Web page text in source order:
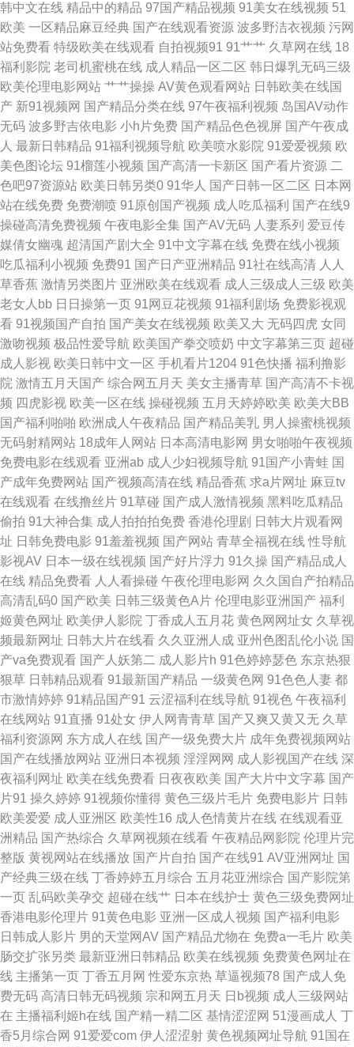
91尤物在线探花 日韩城人网站 91四海无码日韩欧美 午夜剧场爱爱 成人高清
三级网址 五月天涩涩 97骚资源总站 青草原视频 丁香五月激情一本道 影音先
锋国产av资源 国产欧美成人麻豆久久 91秘密入口 青青操社区 91社在线观看
久久亚洲熟妇中文字幕 大香蕉伊人素人 91国产92 美女网站 99国产在线精品
四虎AV影裤 91亚色视频 欧美一级爆片 91新视觉窝窝 美女足交 91大神网站
黑丝美女白虎 抖阴在线免费观看 亚洲视频中文字幕日韩 韩欧美日久 中文娱
乐2 东方AV在线新网址 午夜麻豆精品一二三 av中文网站 日本va在线网站 高
清精品三级网址 69热伊人青青 激情婷婷 亚洲色情第一页诱惑 超碰色婷婷 性
色成人区人妻精品 www欧日美韩 香蕉av 日本黄色在线观看 97在线网 淫淫
网色五月一区 大香蕉国产 91poy九色视频 久久草日韩在线 91V小视频 国产
传媒在线91 伊人黄站 成人伊人大香蕉 91人操人 日本欧美视频 成人91va 五
月狠狠精品人妻 爱豆网站免费观看视频 色涩叉蜜桃 97资源在线人人 日韩精
品色综合 欧美日韩亚亚洲成人 肏屄自拍视频 色资源在线 国产福利网 中文无
码日韩欧 激情乱伦五月天黄色 91AV免费在线视频 国产精品久久无人区 青青
草99色 东京av 午夜福利合集国产一区 超碰在线99 新不卡Av在线观看 成人
版黑丝电影 91午夜福利国产 久久国产精品露脸 国产精品私拍 91豆花网址在
线 黄色电影五月天 91入口免费 四虎精品免费在线观看 白丝白虎 桃色剧院
成人大香蕉在线观看 午夜福利专区 日韩精品午夜 福利姬在线视频91 午夜剧
场成人免费A片 成人黄色91久久丝足 五月花激情 草莓视频免费网站 91n在线
观看日韩嗯 少妇一线天 国产ts在线视频 91人人肏 免费视频91 91在线网页
日韩成人操 91在线看看 婷婷开心激情 肏屄小视频吧 伪娘TS网站 四虎yy2 国
产丝袜自拍 91老司机视频 少妇黑森林 超碰福利91 无码免费观看 超碰9人妻
婷婷社区成人 啊v视频免费在线观看 五月伊人大香蕉 麻豆免费看网页 成人福
利影院午夜久久 伊人娱乐大香蕉 欧美日韩激情另类小说 91桃色免费网站 天
美mv天美 不卡无码日韩 91天堂视频 四虎国产精品一区 肏久在线91观看 香
蕉黄色免费网站 东方va青青在线 91海外资源 美日韩怡红院 91日韩高清 青
青草原电影院 内射黑丝91av 国产精品一区二区三 91茄子视频在线观看 欧美
韩中文在线 精品中的精品 97国产精品视频 91美女在线视频 51
欧美 一区精品麻豆经典 国产在线观看资源 波多野洁衣视频 污网
站免费看 特级欧美在线观看 自拍视频91 91艹艹 久草网在线 18
福利影院 老司机蜜桃在线 成人精品一区二区 韩日爆乳无码三级
欧美伦理电影网站 艹艹操操 AV黄色观看网站 日韩欧美在线国
产 新91视频网 国产精品分类在线 97午夜福利视频 岛国AV动作
无码 波多野吉依电影 小h片免费 国产精品色色视屏 国产午夜成
人 最新日韩精品 91福利视频导航 欧美喷水影院 91爱爱视频 欧
美色图论坛 91榴莲小视频 国产高清一卡新区 国产看片资源 二
色吧97资源站 欧美日韩另类0 91华人 国产日韩一区二区 日本网
站在线免费 免费潮喷 91原创国产视频 成人吃瓜福利 国产在线9
操碰高清免费视频 午夜电影全集 国产AV无码 人妻系列 爱豆传
媒倩女幽魂 超清国产剧大全 91中文字幕在线 免费在线小视频
吃瓜福利小视频 免费91 国产日产亚洲精品 91社在线高清 人人
草香蕉 激情另类图片 亚洲欧美在线观看 成人三级成人三级 欧美
老女人bb 日日操第一页 91网豆花视频 91福利剧场 免费影视观
看 91视频国产自拍 国产美女在线视频 欧美又大 无码四虎 女同
激吻视频 极品性爱导航 欧美国产拳交喷奶 中文字幕第三页 超碰
成人影视 欧美日韩中文一区 手机看片1204 91色快播 福利撸影
院 激情五月天国产 综合网五月天 美女主播青草 国产高清不卡视
频 四虎影视 欧美一区在线 操碰视频 五月天婷婷欧美 欧美大BB
国产福利啪啪 欧洲成人午夜精品 国产精品美乳 男人操蜜桃视频
无码射精网站 18成年人网站 日本高清电影网 男女啪啪午夜视频
免费电影在线观看 亚洲ab 成人少妇视频导航 91国产小青蛙 国
产成年免费网站 国产视频高清在线 精品香蕉 求a片网址 麻豆tv
在线观看 在线撸丝片 91草碰 国产成人激情视频 黑料吃瓜精品
偷拍 91大神合集 成人拍拍拍免费 香港伦理剧 日韩大片观看网
址 日韩免费电影 91羞羞视频 国产网站 青草全福视在线 性导航
影视AV 日本一级在线视频 国产好片浮力 91久操 国产精品成人
在线 精品免费看 人人看操碰 午夜伦理电影网 久久国自产拍精品
高清乱码0 国产欧美 日韩三级黄色A片 伦理电影亚洲国产 福利
姬黄色网址 欧美伊人影院 丁香成人五月花 黄色网网址女 久草视
频最新网址 日韩大片在线看 久久亚洲人成 亚州色图乱伦小说 国
产va免费观看 国产人妖第二 成人影片h 91色婷婷瑟色 东京热狠
狠草 日韩精品观看 91最新国产精品 一级黄色网 91色色人妻 都
市激情婷婷 91精品国产91 云涩福利在线导航 91视色 午夜福利
在线网站 91直播 91处女 伊人网青青草 国产又爽又黄又无 久草
福利资源网 东方成人在线 国产一级免费大片 成年免费视频网站
国产在线播放网站 亚洲日本视频 淫淫网网 成人影视国产在线 深
夜福利网址 欧美在线免费看 日夜夜欧美 国产大片中文字幕 国产
片91 操久婷婷 91视频你懂得 黄色三级片毛片 免费电影片 日韩
欧美爱爱 成人亚洲区 欧美性16 成人色情黄片在线 在线观看亚
洲精品 国产热综合 久草网视频在线看 午夜精品网影院 伦理片完
整版 黄视网站在线播放 国产片自拍 国产在线91 AV亚洲网址 国
产经典三级在线 丁香婷婷五月综合 五月花亚洲综合 国产影院第
一页 乱码欧美孕交 超碰在线艹 日本在线护士 黄色三级免费网址
香港电影伦理片 91黄色电影 亚洲一区成人视频 国产福利电影
日韩成人影片 男的天堂网AV 国产精品尤物在 免费a一毛片 欧美
肠交扩张另类 最新亚洲日韩精品 欧美在线视频 免费黄色网址在
线 主播第一页 丁香五月网 性爱东京热 草逼视频78 国产成人免
费无码 高清日韩无码视频 宗和网五月天 日b视频 成人三级网站
在 主播福利姬h在线 国产精一精二区 基情涩涩网 51漫画成人 丁
香5月综合网 91爱爱com 伊人涩涩射 黄色视频网址导航 91国在